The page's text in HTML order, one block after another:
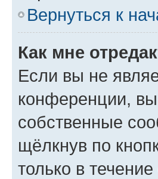
Вернуться к
Как мне
Если вы не
конференции, вы
собственные
щёлкнув по
только в